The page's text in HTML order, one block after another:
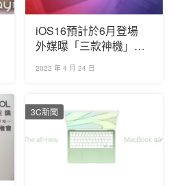
iOS16預計於6月登場
外媒曝「三款神機」遭
捨棄
2022 年 4 月 24 日
3C新聞